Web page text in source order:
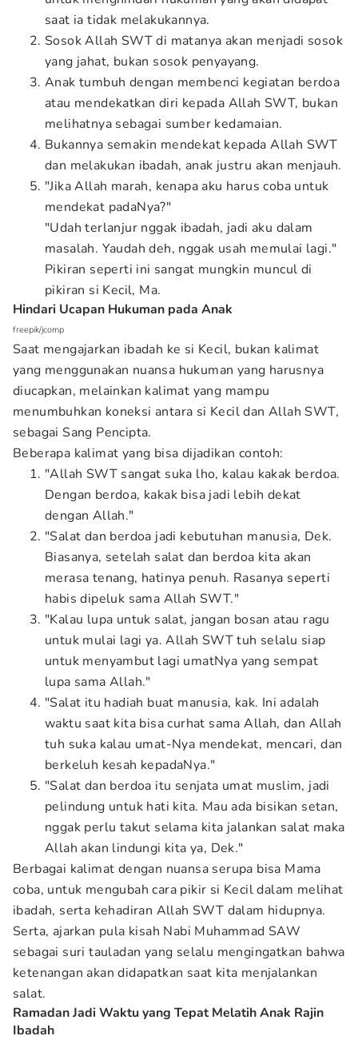
saat ia tidak melakukannya.
Sosok Allah SWT di matanya akan menjadi sosok
yang jahat, bukan sosok penyayang.
Anak tumbuh dengan membenci kegiatan berdoa
atau mendekatkan diri kepada Allah SWT, bukan
melihatnya sebagai sumber kedamaian.
Bukannya semakin mendekat kepada Allah SWT
dan melakukan ibadah, anak justru akan menjauh.
"Jika Allah marah, kenapa aku harus coba untuk
mendekat padaNya?"
"Udah terlanjur nggak ibadah, jadi aku dalam
masalah. Yaudah deh, nggak usah memulai lagi."
Pikiran seperti ini sangat mungkin muncul di
pikiran si Kecil, Ma.
Hindari Ucapan Hukuman pada Anak
freepik/jcomp
Saat mengajarkan ibadah ke si Kecil, bukan kalimat
yang menggunakan nuansa hukuman yang harusnya
diucapkan, melainkan kalimat yang mampu
menumbuhkan koneksi antara si Kecil dan Allah SWT,
sebagai Sang Pencipta.
Beberapa kalimat yang bisa dijadikan contoh:
"Allah SWT sangat suka lho, kalau kakak berdoa.
Dengan berdoa, kakak bisa jadi lebih dekat
dengan Allah."
"Salat dan berdoa jadi kebutuhan manusia, Dek.
Biasanya, setelah salat dan berdoa kita akan
merasa tenang, hatinya penuh. Rasanya seperti
habis dipeluk sama Allah SWT."
"Kalau lupa untuk salat, jangan bosan atau ragu
untuk mulai lagi ya. Allah SWT tuh selalu siap
untuk menyambut lagi umatNya yang sempat
lupa sama Allah."
"Salat itu hadiah buat manusia, kak. Ini adalah
waktu saat kita bisa curhat sama Allah, dan Allah
tuh suka kalau umat-Nya mendekat, mencari, dan
berkeluh kesah kepadaNya."
"Salat dan berdoa itu senjata umat muslim, jadi
pelindung untuk hati kita. Mau ada bisikan setan,
nggak perlu takut selama kita jalankan salat maka
Allah akan lindungi kita ya, Dek."
Berbagai kalimat dengan nuansa serupa bisa Mama
coba, untuk mengubah cara pikir si Kecil dalam melihat
ibadah, serta kehadiran Allah SWT dalam hidupnya.
Serta, ajarkan pula kisah Nabi Muhammad SAW
sebagai suri tauladan yang selalu mengingatkan bahwa
ketenangan akan didapatkan saat kita menjalankan
salat.
Ramadan Jadi Waktu yang Tepat Melatih Anak Rajin
Ibadah